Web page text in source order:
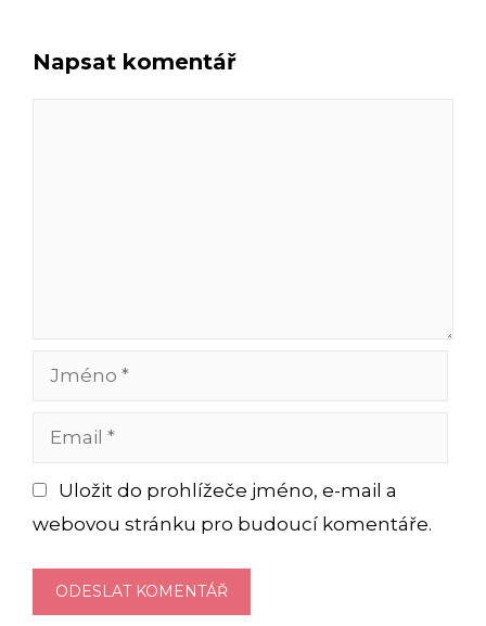
Napsat komentář
Jméno
Email
Uložit do prohlížeče jméno, e-mail a
webovou stránku pro budoucí komentáře.